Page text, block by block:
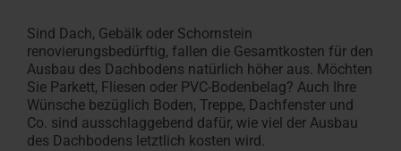
Sind Dach, Gebälk oder Schornstein
renovierungsbedürftig, fallen die Gesamtkosten für den
Ausbau des Dachbodens natürlich höher aus. Möchten
Sie Parkett, Fliesen oder PVC-Bodenbelag? Auch Ihre
Wünsche bezüglich Boden, Treppe, Dachfenster und
Co. sind ausschlaggebend dafür, wie viel der Ausbau
des Dachbodens letztlich kosten wird.